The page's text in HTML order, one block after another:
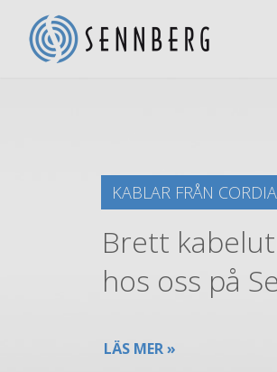
KABLAR FRÅN
Brett
hos oss på
LÄS MER »